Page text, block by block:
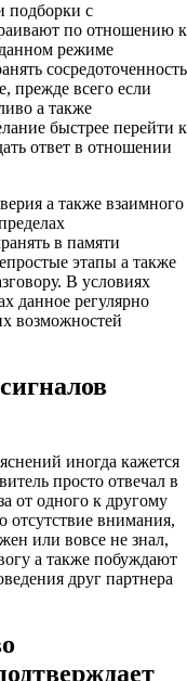
подборки с
по отношению к
режиме
сосредоточенность
прежде всего если
а также
быстрее перейти к
ответ в отношении
а также взаимного
в памяти
этапы а также
В условиях
данное регулярно
возможностей
иногда кажется
просто отвечал в
от одного к другому
внимания,
или вовсе не знал,
а также побуждают
друг партнера